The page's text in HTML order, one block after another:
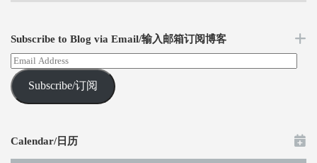
Subscribe to Blog via Email/输入邮箱订阅博客
Subscribe/订阅
Calendar/日历